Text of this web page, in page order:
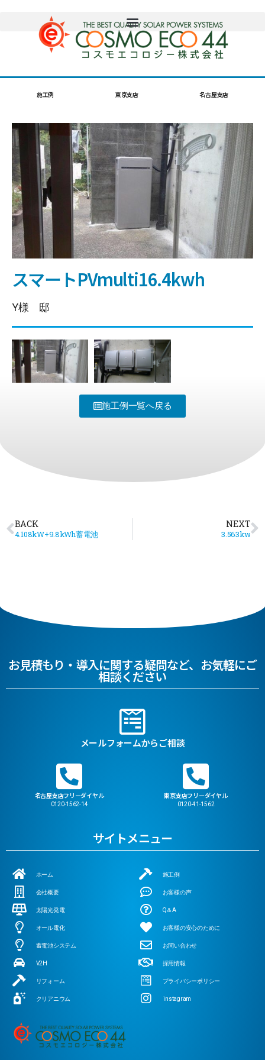
施工例 東京支店 名古屋支店
スマートPVmulti16.4kwh
Y様 邸
施工例一覧へ戻る
BACK
4.108kW+9.8kWh蓄電池
NEXT
3.563kw
お見積もり・導入に関する疑問など、お気軽にご
相談ください
メールフォームからご相談
名古屋支店フリーダイヤル
0120-1562-14
東京支店フリーダイヤル
0120-41-1562
サイトメニュー
ホーム
会社概要
太陽光発電
オール電化
蓄電池システム
V2H
リフォーム
クリアニウム
施工例
お客様の声
Q＆A
お客様の安心のために
お問い合わせ
採用情報
プライバシーポリシー
instagram